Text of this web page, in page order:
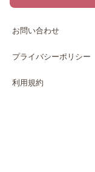
お問い合わせ
プライバシーポリシー
利用規約